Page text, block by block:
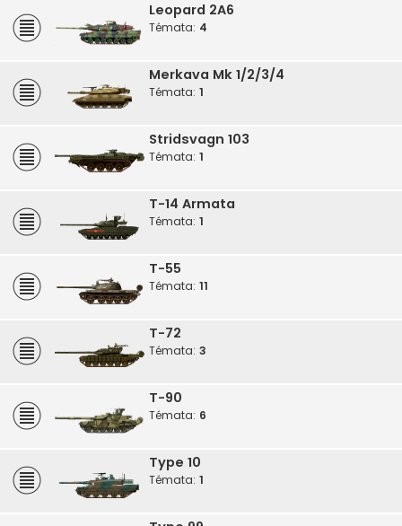
Leopard 2A6
Témata: 4
Merkava Mk 1/2/3/4
Témata: 1
Stridsvagn 103
Témata: 1
T-14 Armata
Témata: 1
T-55
Témata: 11
T-72
Témata: 3
T-90
Témata: 6
Type 10
Témata: 1